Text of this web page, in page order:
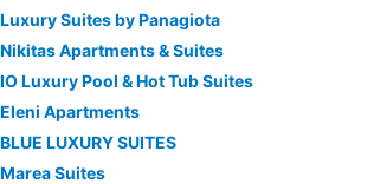
Luxury Suites by Panagiota
Nikitas Apartments & Suites
IO Luxury Pool & Hot Tub Suites
Eleni Apartments
BLUE LUXURY SUITES
Marea Suites